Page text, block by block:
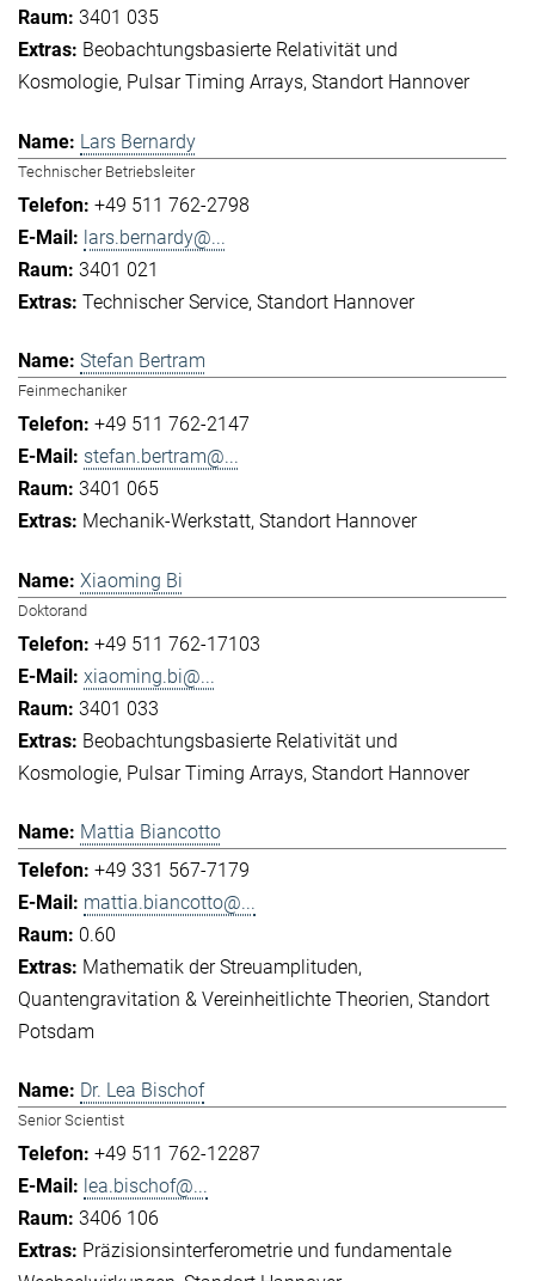
3401 035
Beobachtungsbasierte Relativität und
Kosmologie Pulsar Timing Arrays Standort Hannover
Lars Bernardy
Technischer Betriebsleiter
+49 511 762-2798
lars.bernardy@...
3401 021
Technischer Service Standort Hannover
Stefan Bertram
Feinmechaniker
+49 511 762-2147
stefan.bertram@...
3401 065
Mechanik-Werkstatt Standort Hannover
Xiaoming Bi
Doktorand
+49 511 762-17103
xiaoming.bi@...
3401 033
Beobachtungsbasierte Relativität und
Kosmologie Pulsar Timing Arrays Standort Hannover
Mattia Biancotto
+49 331 567-7179
mattia.biancotto@...
0.60
Mathematik der Streuamplituden
Quantengravitation & Vereinheitlichte Theorien Standort
Potsdam
Dr. Lea Bischof
Senior Scientist
+49 511 762-12287
lea.bischof@...
3406 106
Präzisionsinterferometrie und fundamentale